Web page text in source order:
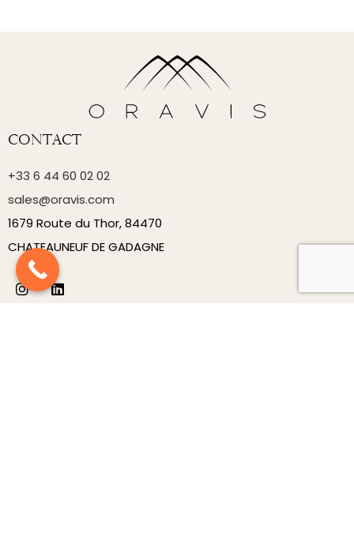
Contact
+33 6 44 60 02 02
sales@oravis.com
1679 Route du Thor, 84470
CHATEAUNEUF DE GADAGNE